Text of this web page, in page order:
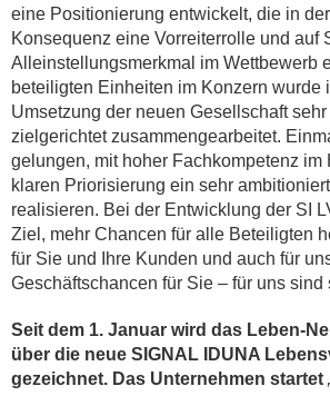
eine Positionierung entwickelt, die in
Konsequenz eine Vorreiterrolle und auf
Alleinstellungsmerkmal im Wettbewerb
beteiligten Einheiten im Konzern wurde
Umsetzung der neuen Gesellschaft sehr
zielgerichtet zusammengearbeitet.
gelungen, mit hoher Fachkompetenz im
klaren Priorisierung ein sehr
realisieren. Bei der Entwicklung der SI
Ziel, mehr Chancen für alle Beteiligten
für Sie und Ihre Kunden und auch für
Geschäftschancen für Sie – für uns sind
Seit dem 1. Januar wird das Leben-
über die neue SIGNAL IDUNA
gezeichnet. Das Unternehmen startet